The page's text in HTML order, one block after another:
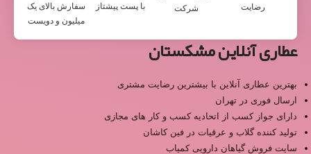
رضایت
شرکت
با پست پیشتاز
سفارش بالای یک
میلیون و دویست
عطاری آنلاین مشکستان
بهترین عطاری آنلاین با بیشترین رضایت مشتری
ارسال فوری در تهران
دارای جواز کسب از اتحادیه کسب و کار های مجازی
تولید کننده گلاب و عرقیات در فین کاشان
سایت فروش گیاهان دارویی کمیاب